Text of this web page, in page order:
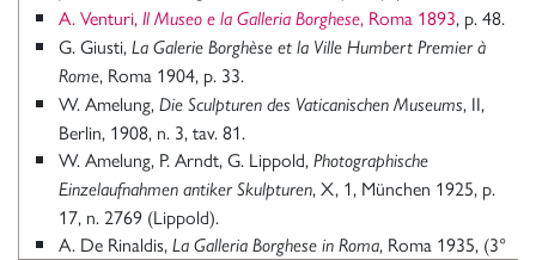
A. Venturi, Il Museo e la Galleria Borghese, Roma 1893, p. 48.
G. Giusti, La Galerie Borghèse et la Ville Humbert Premier à
Rome, Roma 1904, p. 33.
W. Amelung, Die Sculpturen des Vaticanischen Museums, II,
Berlin, 1908, n. 3, tav. 81.
W. Amelung, P. Arndt, G. Lippold, Photographische
Einzelaufnahmen antiker Skulpturen, X, 1, München 1925, p.
17, n. 2769 (Lippold).
A. De Rinaldis, La Galleria Borghese in Roma, Roma 1935, (3°